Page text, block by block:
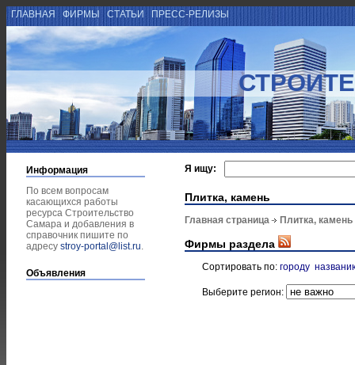
ГЛАВНАЯ ФИРМЫ СТАТЬИ ПРЕСС-РЕЛИЗЫ
Информация
По всем вопросам
касающихся работы
ресурса Строительство
Самара и добавления в
справочник пишите по
адресу stroy-portal@list.ru.
Объявления
Я ищу:
Плитка, камень
Главная страница Плитка, камень
Фирмы раздела
Сортировать по: городу
Выберите регион: